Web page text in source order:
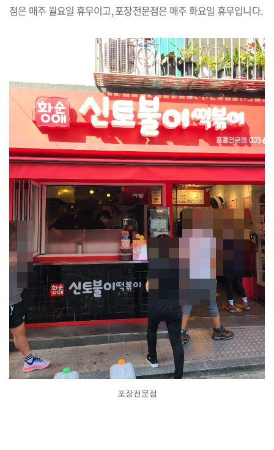
점은 매주 월요일 휴무이고, 포장전문점은 매주 화요일 휴무입니다.
포장전문점